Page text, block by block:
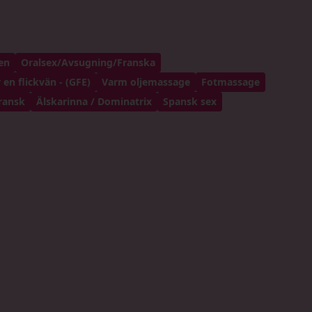
Oralsex/Avsugning/Franska
en flickvän - (GFE) Varm oljemassage
Fotmassage
Älskarinna / Dominatrix
Spansk sex